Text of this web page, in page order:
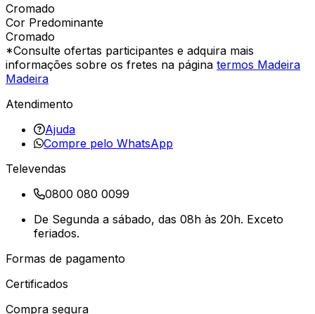
Cromado
Cor Predominante
Cromado
*Consulte ofertas participantes e adquira mais
informações sobre os fretes na página termos Madeira
Madeira
Atendimento
Ajuda
Compre pelo WhatsApp
Televendas
0800 080 0099
De Segunda a sábado, das 08h às 20h. Exceto
feriados.
Formas de pagamento
Certificados
Compra segura